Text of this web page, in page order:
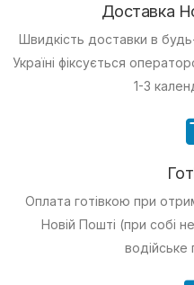
Доставка
Швидкість доставки в
Україні фіксується
1-3
Оплата готівкою при
Новій Пошті (при собі
водійське